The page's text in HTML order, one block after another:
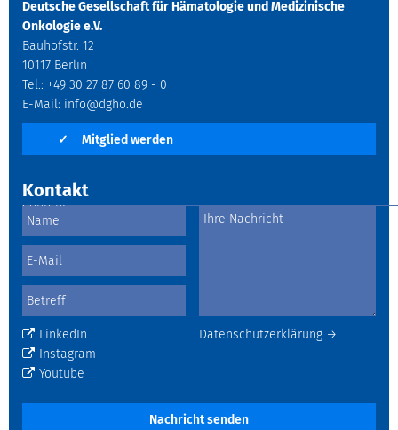
Deutsche Gesellschaft für Hämatologie und Medizinische
Onkologie e.V.
Bauhofstr. 12
10117 Berlin
Tel.: +49 30 27 87 60 89 - 0
E-Mail: info@dgho.de
✓ Mitglied werden
Kontakt
Datenschutzerklärung →
LinkedIn
Instagram
Youtube
Nachricht senden